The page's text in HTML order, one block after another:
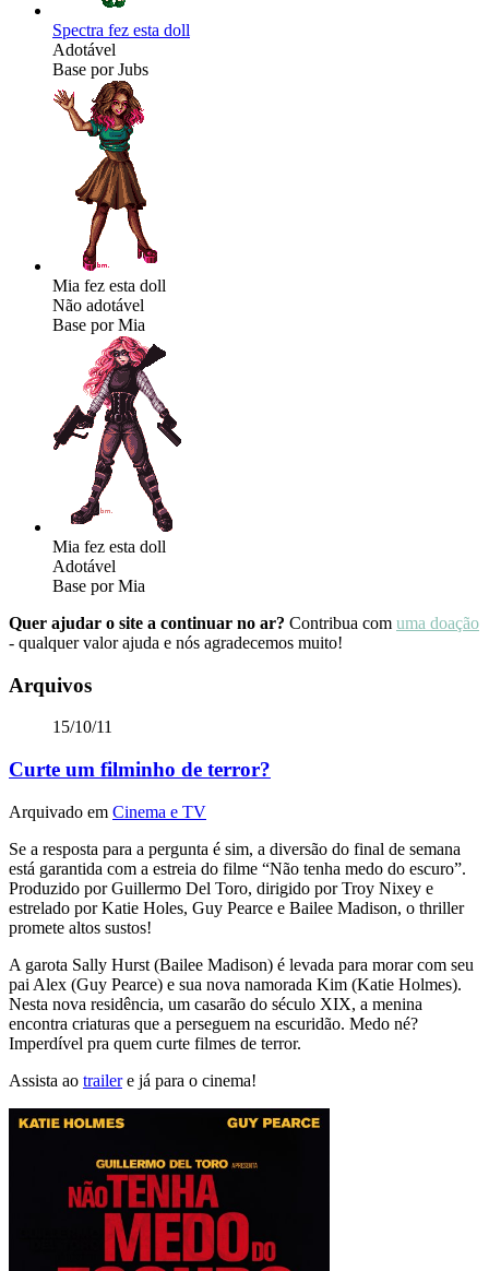
Spectra fez esta doll
Adotável
Base por Jubs
Mia fez esta doll
Não adotável
Base por Mia
Mia fez esta doll
Adotável
Base por Mia
Quer ajudar o site a continuar no ar? Contribua com uma doação
- qualquer valor ajuda e nós agradecemos muito!
Arquivos
15/10/11
Curte um filminho de terror?
Arquivado em Cinema e TV
Se a resposta para a pergunta é sim, a diversão do final de semana
está garantida com a estreia do filme “Não tenha medo do escuro”.
Produzido por Guillermo Del Toro, dirigido por Troy Nixey e
estrelado por Katie Holes, Guy Pearce e Bailee Madison, o thriller
promete altos sustos!
A garota Sally Hurst (Bailee Madison) é levada para morar com seu
pai Alex (Guy Pearce) e sua nova namorada Kim (Katie Holmes).
Nesta nova residência, um casarão do século XIX, a menina
encontra criaturas que a perseguem na escuridão. Medo né?
Imperdível pra quem curte filmes de terror.
Assista ao trailere já para o cinema!